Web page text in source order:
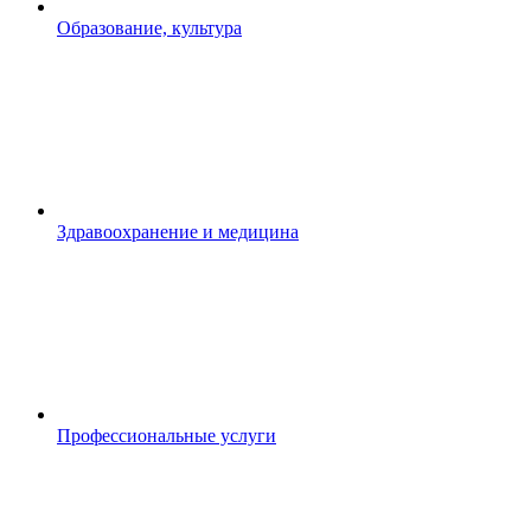
Образование, культура
Здравоохранение и медицина
Профессиональные услуги